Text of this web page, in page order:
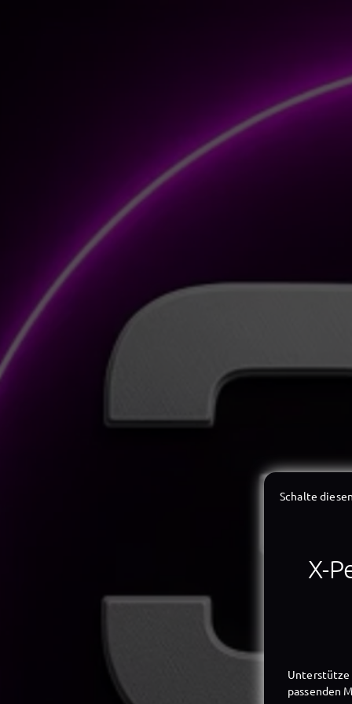
Schalte
X-
Unterstütze
passenden